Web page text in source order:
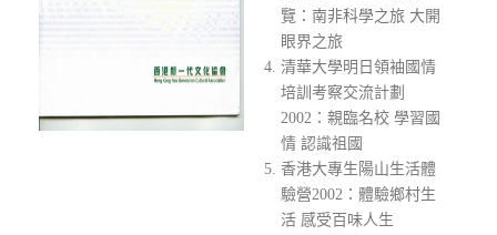
覽：南非科學之旅 大開
眼界之旅
清華大學明日領袖國情
培訓考察交流計劃
2002：親臨名校 學習國
情 認識祖國
香港大專生陽山生活體
驗營2002：體驗鄉村生
活 感受百味人生